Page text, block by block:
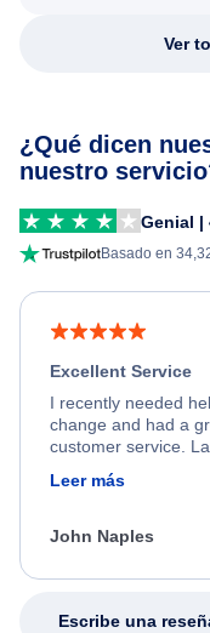
Ver
¿Qué dicen
nuestro
Genial |
Basado en
Excellent Service
I recently needed
change and had a
customer service.
friendly, and very
process. She
appreciate her
Leer más
John Naples
Escribe una